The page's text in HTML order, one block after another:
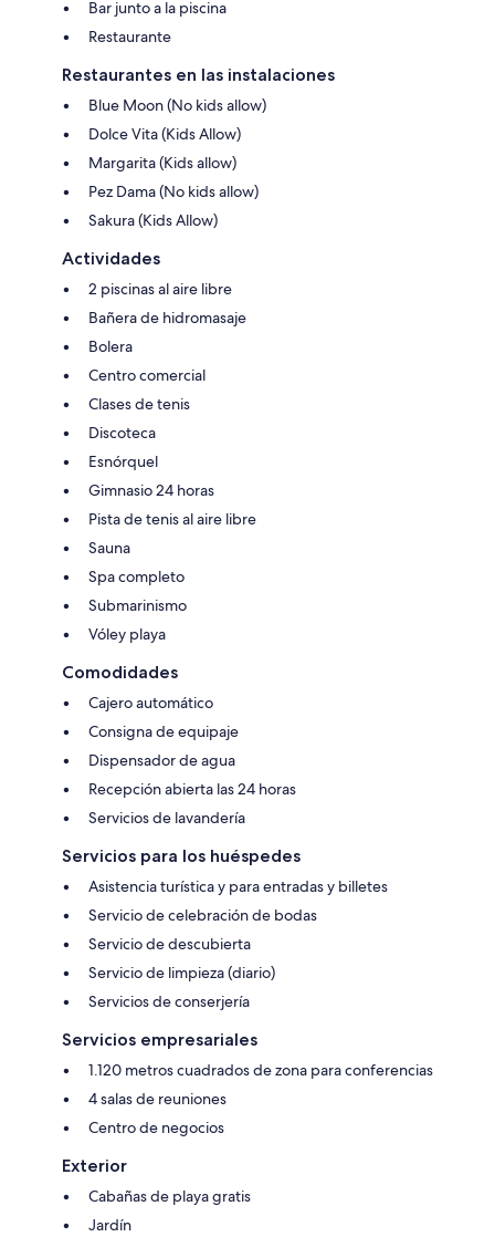
Bar junto a la piscina
Restaurante
Restaurantes en las instalaciones
Blue Moon (No kids allow)
Dolce Vita (Kids Allow)
Margarita (Kids allow)
Pez Dama (No kids allow)
Sakura (Kids Allow)
Actividades
2 piscinas al aire libre
Bañera de hidromasaje
Bolera
Centro comercial
Clases de tenis
Discoteca
Esnórquel
Gimnasio 24 horas
Pista de tenis al aire libre
Sauna
Spa completo
Submarinismo
Vóley playa
Comodidades
Cajero automático
Consigna de equipaje
Dispensador de agua
Recepción abierta las 24 horas
Servicios de lavandería
Servicios para los huéspedes
Asistencia turística y para entradas y billetes
Servicio de celebración de bodas
Servicio de descubierta
Servicio de limpieza (diario)
Servicios de conserjería
Servicios empresariales
1.120 metros cuadrados de zona para conferencias
4 salas de reuniones
Centro de negocios
Exterior
Cabañas de playa gratis
Jardín